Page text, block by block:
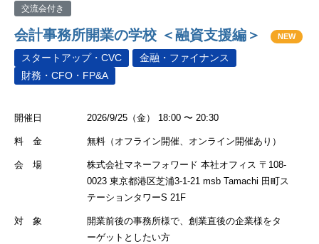
交流会付き
会計事務所開業の学校 ＜融資支援編＞ NEW
スタートアップ・CVC
金融・ファイナンス
財務・CFO・FP&A
開催日 2026/9/25（金） 18:00 〜 20:30
料 金 無料（オフライン開催、オンライン開催あり）
会 場
株式会社マネーフォワード 本社オフィス 〒108-
0023 東京都港区芝浦3-1-21 msb Tamachi 田町ス
テーションタワーS 21F
対 象
開業前後の事務所様で、創業直後の企業様をタ
ーゲットとしたい方